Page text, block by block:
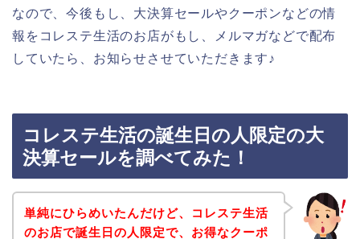
なので、今後もし、大決算セールやクーポンなどの情
報をコレステ生活のお店がもし、メルマガなどで配布
していたら、お知らせさせていただきます♪
コレステ生活の誕生日の人限定の大
決算セールを調べてみた！
単純にひらめいたんだけど、コレステ生活
のお店で誕生日の人限定で、お得なクーポ